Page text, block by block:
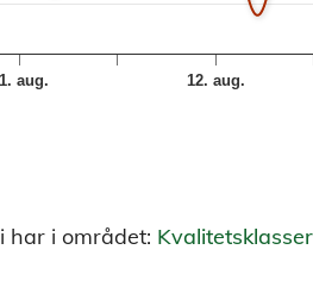
aug. 12. aug.
har i området: